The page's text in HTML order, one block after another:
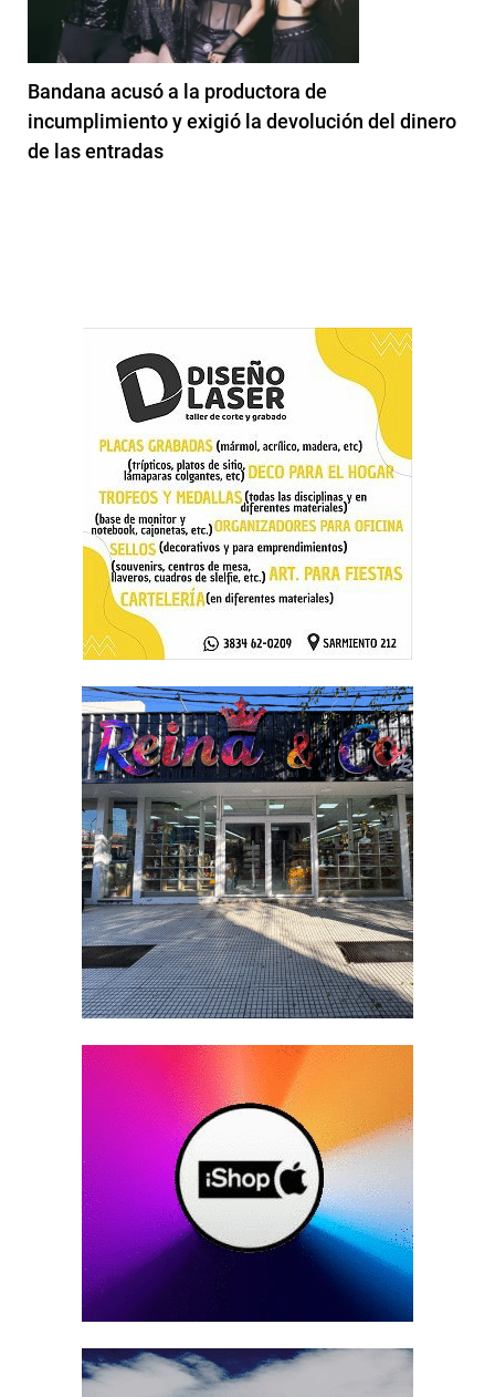
Bandana acusó a la productora de
incumplimiento y exigió la devolución del dinero
de las entradas